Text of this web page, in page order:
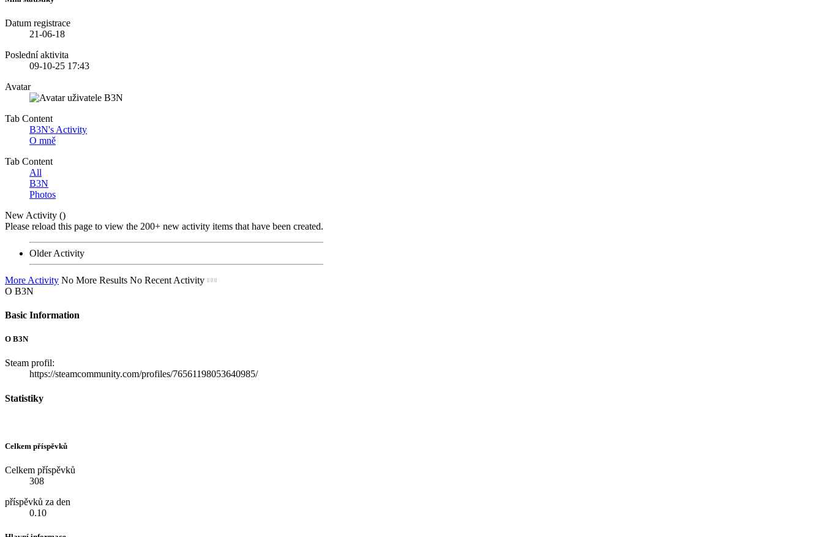
Datum registrace
21-06-18
Poslední aktivita
09-10-25 17:43
Avatar
Tab Content
B3N's Activity
O mně
Tab Content
All
B3N
Photos
New Activity ()
Please reload this page to view the 200+ new activity items that have been created.
Older Activity
More Activity No More Results No Recent Activity
O B3N
Basic Information
O B3N
Steam profil:
https://steamcommunity.com/profiles/76561198053640985/
Statistiky
Celkem příspěvků
Celkem příspěvků
308
příspěvků za den
0.10